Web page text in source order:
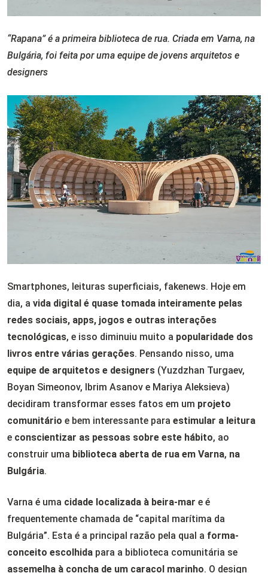
“Rapana” é a primeira biblioteca de rua. Criada em Varna, na
Bulgária, foi feita por uma equipe de jovens arquitetos e
designers
Smartphones, leituras superficiais, fakenews. Hoje em
dia, a vida digital é quase tomada inteiramente pelas
redes sociais, apps, jogos e outras interações
tecnológicas, e isso diminuiu muito a popularidade dos
livros entre várias gerações. Pensando nisso, uma
equipe de arquitetos e designers (Yuzdzhan Turgaev,
Boyan Simeonov, Ibrim Asanov e Mariya Aleksieva)
decidiram transformar esses fatos em um projeto
comunitário e bem interessante para estimular a leitura
e conscientizar as pessoas sobre este hábito, ao
construir uma biblioteca aberta de rua em Varna, na
Bulgária.
Varna é uma cidade localizada à beira-mar e é
frequentemente chamada de “capital marítima da
Bulgária”. Esta é a principal razão pela qual a forma-
conceito escolhida para a biblioteca comunitária se
assemelha à concha de um caracol marinho. O design